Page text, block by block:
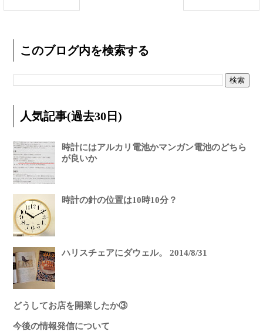
このブログ内を検索する
人気記事(過去30日)
時計にはアルカリ電池かマンガン電池のどちら
が良いか
時計の針の位置は10時10分？
ハリスチェアにダウェル。 2014/8/31
どうしてお店を開業したか③
今後の情報発信について